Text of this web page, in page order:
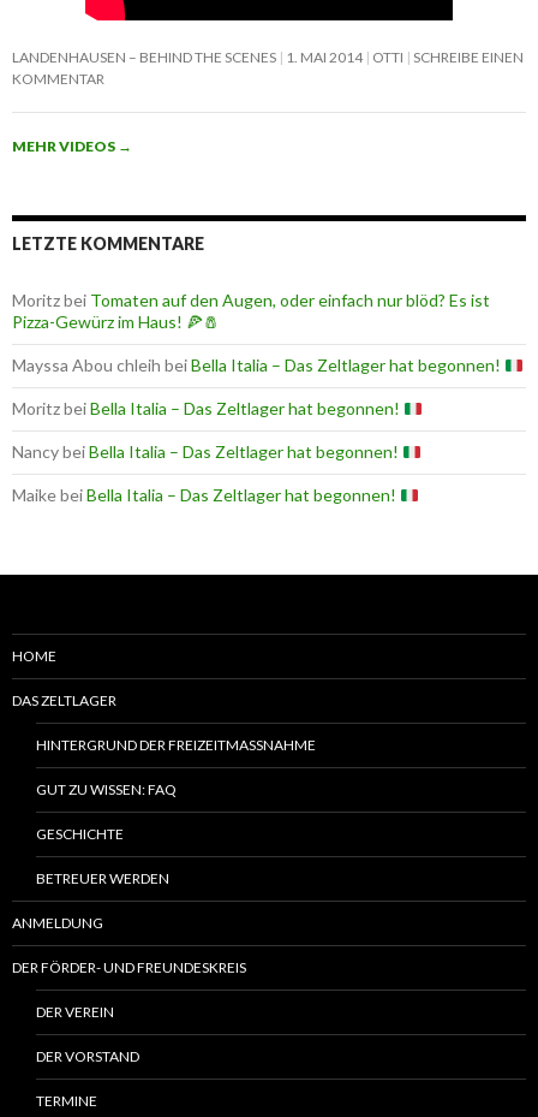
LANDENHAUSEN – BEHIND THE SCENES 1. MAI 2014 OTTI SCHREIBE EINEN
KOMMENTAR
MEHR VIDEOS →
LETZTE KOMMENTARE
Moritzbei Tomaten auf den Augen, oder einfach nur blöd? Es ist
Pizza-Gewürz im Haus! 🍕🧂
Mayssa Abou chleih beiBella Italia – Das Zeltlager hat begonnen!
MoritzbeiBella Italia – Das Zeltlager hat begonnen!
NancybeiBella Italia – Das Zeltlager hat begonnen!
MaikebeiBella Italia – Das Zeltlager hat begonnen!
HOME
DAS ZELTLAGER
HINTERGRUND DER FREIZEITMASSNAHME
GUT ZU WISSEN: FAQ
GESCHICHTE
BETREUER WERDEN
ANMELDUNG
DER FÖRDER- UND FREUNDESKREIS
DER VEREIN
DER VORSTAND
TERMINE